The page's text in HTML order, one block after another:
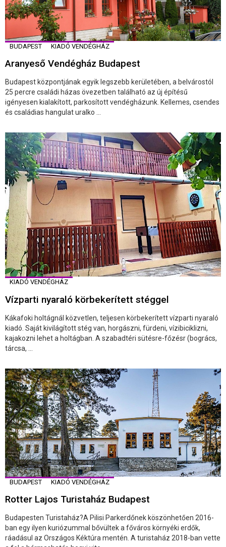
BUDAPEST KIADÓ VENDÉGHÁZ
Aranyeső Vendégház Budapest
Budapest központjának egyik legszebb kerületében, a belvárostól
25 percre családi házas övezetben található az új építésű
igényesen kialakított, parkosított vendégházunk. Kellemes, csendes
és családias hangulat uralko ...
KIADÓ VENDÉGHÁZ
Vízparti nyaraló körbekerített stéggel
Kákafoki holtágnál közvetlen, teljesen körbekerített vízparti nyaraló
kiadó. Saját kivilágított stég van, horgászni, fürdeni, vízibiciklizni,
kajakozni lehet a holtágban. A szabadtéri sütésre-főzésr (bogrács,
tárcsa, ...
BUDAPEST KIADÓ VENDÉGHÁZ
Rotter Lajos Turistaház Budapest
Budapesten Turistaház?A Pilisi Parkerdőnek köszönhetően 2016-
ban egy ilyen kuriózummal bővültek a főváros környéki erdők,
ráadásul az Országos Kéktúra mentén. A turistaház 2018-ban vette